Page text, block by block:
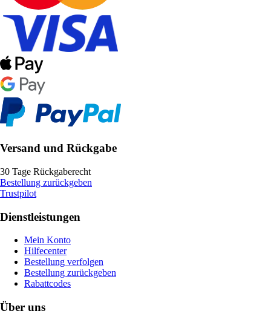
Versand und Rückgabe
30 Tage Rückgaberecht
Bestellung zurückgeben
Trustpilot
Dienstleistungen
Mein Konto
Hilfecenter
Bestellung verfolgen
Bestellung zurückgeben
Rabattcodes
Über uns